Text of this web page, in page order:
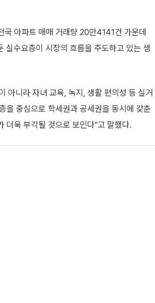
아파트 매매 거래량 20만4141건 가운데
수요층이 시장의 흐름을 주도하고 있는 셈
아니라 자녀 교육, 녹지, 생활 편의성 등 실거
중심으로 학세권과 공세권을 동시에 갖춘
더욱 부각될 것으로 보인다"고 말했다.